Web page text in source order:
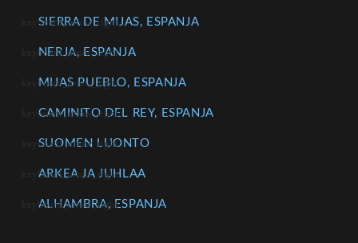
SIERRA DE MIJAS, ESPANJA
NERJA, ESPANJA
MIJAS PUEBLO, ESPANJA
CAMINITO DEL REY, ESPANJA
SUOMEN LUONTO
ARKEA JA JUHLAA
ALHAMBRA, ESPANJA